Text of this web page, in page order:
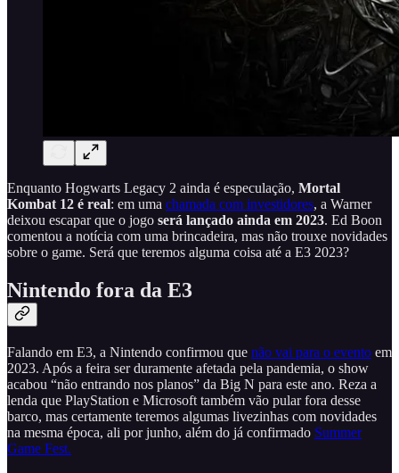
Enquanto Hogwarts Legacy 2 ainda é especulação, Mortal
Kombat 12 é real: em uma chamada com investidores, a Warner
deixou escapar que o jogo será lançado ainda em 2023. Ed Boon
comentou a notícia com uma brincadeira, mas não trouxe novidades
sobre o game. Será que teremos alguma coisa até a E3 2023?
Nintendo fora da E3
Falando em E3, a Nintendo confirmou que não vai para o evento em
2023. Após a feira ser duramente afetada pela pandemia, o show
acabou “não entrando nos planos” da Big N para este ano. Reza a
lenda que PlayStation e Microsoft também vão pular fora desse
barco, mas certamente teremos algumas livezinhas com novidades
na mesma época, ali por junho, além do já confirmado Summer
Game Fest.